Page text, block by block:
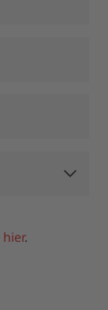
hier.